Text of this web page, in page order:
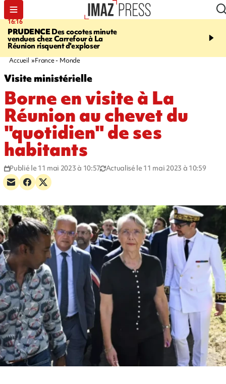
16:16
PRUDENCEDes cocotes minute
vendues chez Carrefour à La
Réunion risquent d'exploser
20:06
l'Asie, mort d'une
Accueil France - Monde
Visite ministérielle
Borne en visite à La
Réunion au chevet du
"quotidien" de ses
habitants
Publié le 11 mai 2023 à 10:57 Actualisé le 11 mai 2023 à 10:59